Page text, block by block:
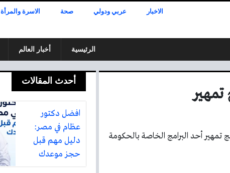
الاخبار عربي ودولي صحة الاسرة والمرأة
الرئيسية أخبار العالم
تمهير أحد البرامج الخاصة بالحكومة
أحدث المقالات
افضل دكتور
عظام في مصر:
دليل مهم قبل
حجز موعدك